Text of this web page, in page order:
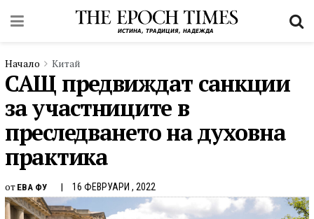
Начало Китай
САЩ предвиждат санкции
за участниците в
преследването на духовна
практика
от ЕВА ФУ 16 ФЕВРУАРИ , 2022